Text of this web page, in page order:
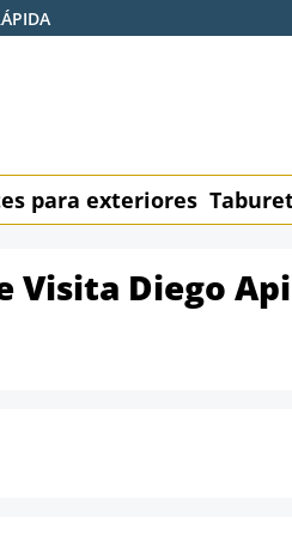
para exteriores
Visita Diego